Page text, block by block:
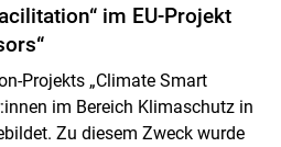
im EU-Projekt
Projekts „Climate Smart
im Bereich Klimaschutz in
Zu diesem Zweck wurde